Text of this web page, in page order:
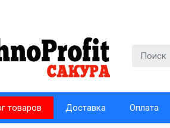
товаров Доставка Оплата